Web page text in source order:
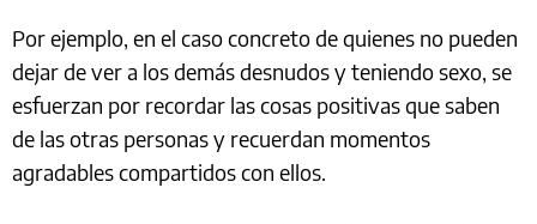
Por ejemplo, en el caso concreto de quienes no pueden
dejar de ver a los demás desnudos y teniendo sexo, se
esfuerzan por recordar las cosas positivas que saben
de las otras personas y recuerdan momentos
agradables compartidos con ellos.